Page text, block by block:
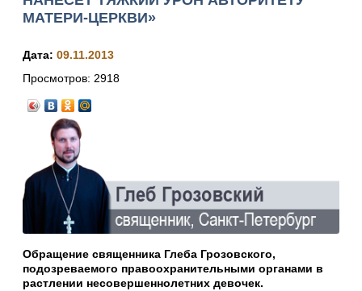
МАТЕРИ-ЦЕРКВИ»
Дата: 09.11.2013
Просмотров: 2918
Обращение священника Глеба Грозовского,
подозреваемого правоохранительными органами в
растлении несовершеннолетних девочек.